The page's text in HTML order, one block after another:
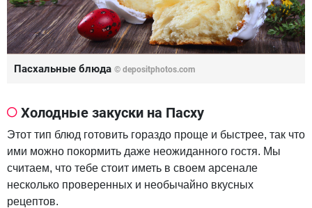
Пасхальные блюда © depositphotos.com
Холодные закуски на Пасху
Этот тип блюд готовить гораздо проще и быстрее, так что
ими можно покормить даже неожиданного гостя. Мы
считаем, что тебе стоит иметь в своем арсенале
несколько проверенных и необычайно вкусных
рецептов.